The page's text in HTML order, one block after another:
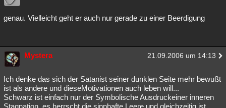
genau. Vielleicht geht er auch nur gerade zu einer Beerdigung
Mystera 21.09.2006 um 14:13
Ich denke das sich der Satanist seiner dunklen Seite mehr bewußt
ist als andere und dieseMotivationen auch leben will...
Schwarz ist einfach nur der Symbolische Ausdruckeiner inneren
Stagnation, es herrscht die sinnhafte Leere und gleichzeitig ist